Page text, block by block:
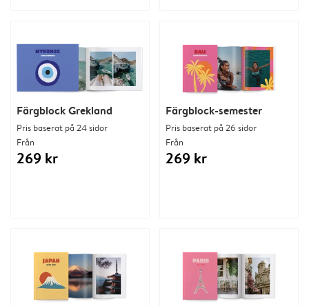
Färgblock Grekland
Pris baserat på 24 sidor
Från
269 kr
Färgblock-semester
Pris baserat på 26 sidor
Från
269 kr